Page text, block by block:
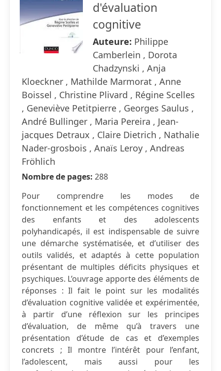
d'évaluation
cognitive
Auteure: Philippe
Camberlein , Dorota
Chadzynski , Anja
Kloeckner , Mathilde Marmorat , Anne
Boissel , Christine Plivard , Régine Scelles
, Geneviève Petitpierre , Georges Saulus ,
André Bullinger , Maria Pereira , Jean-
jacques Detraux , Claire Dietrich , Nathalie
Nader-grosbois , Anaïs Leroy , Andreas
Fröhlich
Nombre de pages: 288
Pour comprendre les modes de
fonctionnement et les compétences cognitives
des enfants et des adolescents
polyhandicapés, il est indispensable de suivre
une démarche systématisée, et d’utiliser des
outils validés, et adaptés à cette population
présentant de multiples déficits physiques et
psychiques. L’ouvrage apporte des éléments de
réponses : Il fait le point sur les modalités
d’évaluation cognitive validée et expérimentée,
à partir d’une réflexion sur les principes
d’évaluation, de même qu’à travers une
présentation d’étude de cas et d’exemples
concrets ; Il montre l’intérêt pour l’enfant,
l’adolescent, mais aussi pour les